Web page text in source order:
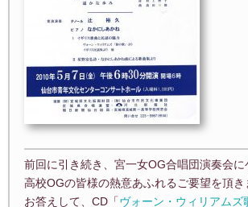
前回に引き続き、宮一女OG合唱団演奏会
高校OGの皆様の熱意あふれるご要望を頂
お答えして、CD「ヴォーン・ウィリアムズ